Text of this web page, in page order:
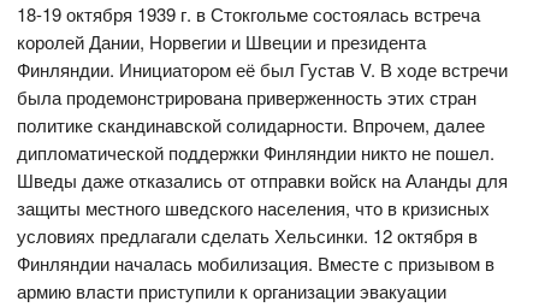
18-19 октября 1939 г. в Стокгольме состоялась встреча
королей Дании, Норвегии и Швеции и президента
Финляндии. Инициатором её был Густав V. В ходе встречи
была продемонстрирована приверженность этих стран
политике скандинавской солидарности. Впрочем, далее
дипломатической поддержки Финляндии никто не пошел.
Шведы даже отказались от отправки войск на Аланды для
защиты местного шведского населения, что в кризисных
условиях предлагали сделать Хельсинки. 12 октября в
Финляндии началась мобилизация. Вместе с призывом в
армию власти приступили к организации эвакуации